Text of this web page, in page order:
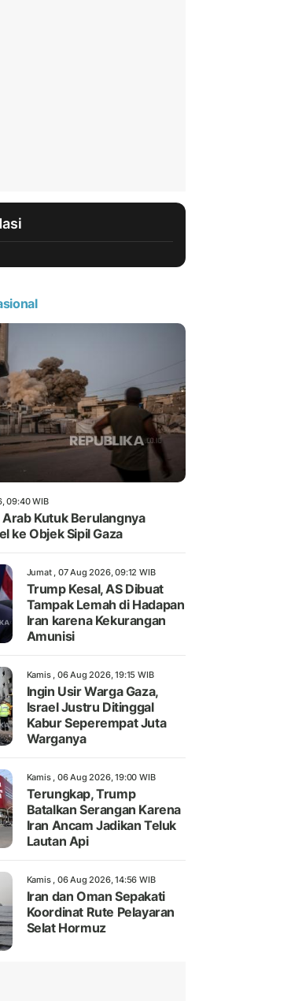
09:40 WIB
Arab Kutuk Berulangnya
ke Objek Sipil Gaza
Jumat , 07 Aug 2026, 09:12 WIB
Trump Kesal, AS Dibuat
Tampak Lemah di Hadapan
Iran karena Kekurangan
Amunisi
Kamis , 06 Aug 2026, 19:15 WIB
Ingin Usir Warga Gaza,
Israel Justru Ditinggal
Kabur Seperempat Juta
Warganya
Kamis , 06 Aug 2026, 19:00 WIB
Terungkap, Trump
Batalkan Serangan Karena
Iran Ancam Jadikan Teluk
Lautan Api
Kamis , 06 Aug 2026, 14:56 WIB
Iran dan Oman Sepakati
Koordinat Rute Pelayaran
Selat Hormuz